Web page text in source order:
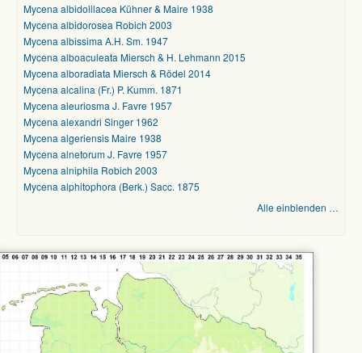
Mycena albidolilacea Kühner & Maire 1938
Mycena albidorosea Robich 2003
Mycena albissima A.H. Sm. 1947
Mycena alboaculeata Miersch & H. Lehmann 2015
Mycena alboradiata Miersch & Rödel 2014
Mycena alcalina (Fr.) P. Kumm. 1871
Mycena aleuriosma J. Favre 1957
Mycena alexandri Singer 1962
Mycena algeriensis Maire 1938
Mycena alnetorum J. Favre 1957
Mycena alniphila Robich 2003
Mycena alphitophora (Berk.) Sacc. 1875
Alle einblenden …